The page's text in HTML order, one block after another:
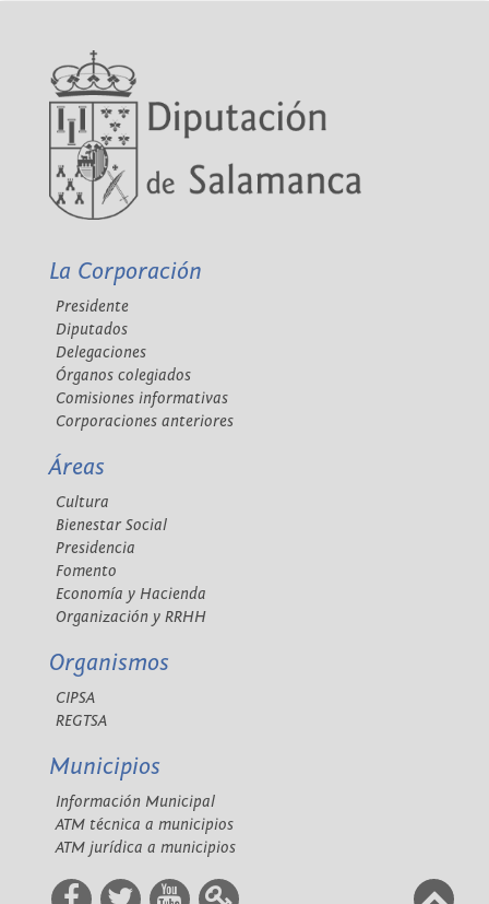
La Corporación
Presidente
Diputados
Delegaciones
Órganos colegiados
Comisiones informativas
Corporaciones anteriores
Áreas
Cultura
Bienestar Social
Presidencia
Fomento
Economía y Hacienda
Organización y RRHH
Organismos
CIPSA
REGTSA
Municipios
Información Municipal
ATM técnica a municipios
ATM jurídica a municipios